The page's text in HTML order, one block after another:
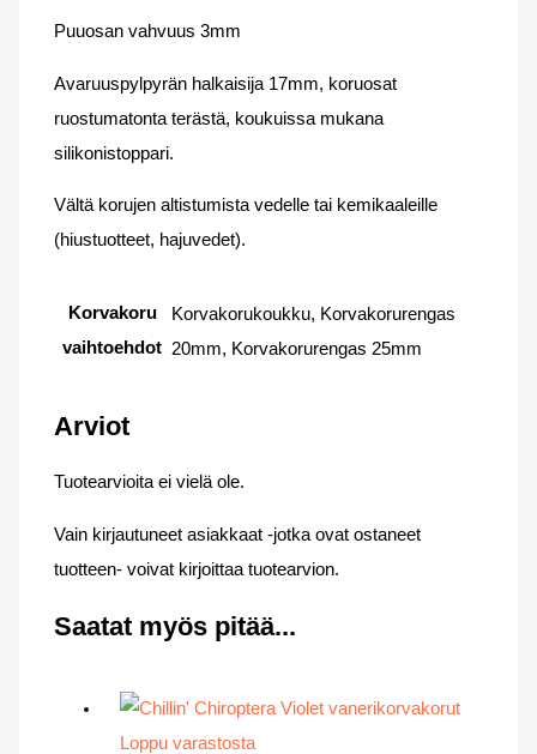
Puuosan vahvuus 3mm
Avaruuspylpyrän halkaisija 17mm, koruosat
ruostumatonta terästä, koukuissa mukana
silikonistoppari.
Vältä korujen altistumista vedelle tai kemikaaleille
(hiustuotteet, hajuvedet).
Korvakoru
vaihtoehdot
Korvakorukoukku, Korvakorurengas
20mm, Korvakorurengas 25mm
Arviot
Tuotearvioita ei vielä ole.
Vain kirjautuneet asiakkaat -jotka ovat ostaneet
tuotteen- voivat kirjoittaa tuotearvion.
Saatat myös pitää...
Loppu varastosta